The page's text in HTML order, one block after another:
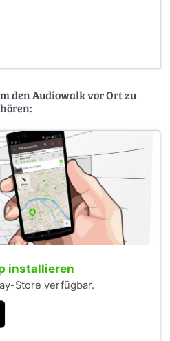
den Audiowalk vor Ort zu
hören:
installieren
Store verfügbar.